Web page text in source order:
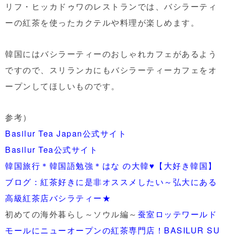
リフ・ヒッカドゥワのレストランでは、バシラーティ
ーの紅茶を使ったカクテルや料理が楽しめます。
韓国にはバシラーティーのおしゃれカフェがあるよう
ですので、スリランカにもバシラーティーカフェをオ
ープンしてほしいものです。
参考）
Basilur Tea Japan公式サイト
Basilur Tea公式サイト
韓国旅行＊韓国語勉強＊はな の大韓♥️【大好き韓国】
ブログ：紅茶好きに是非オススメしたい～弘大にある
高級紅茶店バシラティー★
初めての海外暮らし～ソウル編～ 蚕室ロッテワールド
モールにニューオープンの紅茶専門店！BASILUR SU